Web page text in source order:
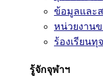
ข้อมูลและ
หน่วยงาน
ร้องเรียน
รู้จักจุฬาฯ